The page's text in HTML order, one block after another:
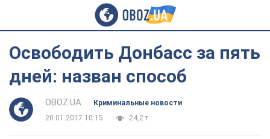
Освободить Донбасс за пять
дней: назван способ
OBOZ.UA
Криминальные новости
20.01.2017 10:15
24,2 т.